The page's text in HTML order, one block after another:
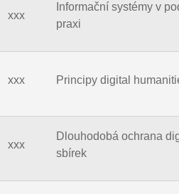
xxx
Informační systémy v
praxi
xxx Principy digital
xxx
Dlouhodobá ochrana
sbírek